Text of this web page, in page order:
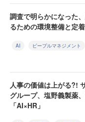
調査で明らかになった
るための環境整備と定
AI ピープルマネジメント
人事の価値は上がる?!
グループ、塩野義製薬
「AI×HR」